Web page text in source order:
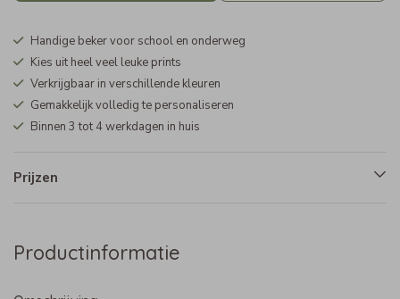
Handige beker voor school en onderweg
Kies uit heel veel leuke prints
Verkrijgbaar in verschillende kleuren
Gemakkelijk volledig te personaliseren
Binnen 3 tot 4 werkdagen in huis
Prijzen
Productinformatie